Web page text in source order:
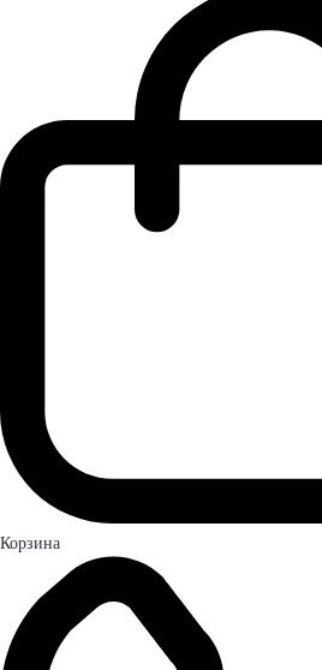
Корзина